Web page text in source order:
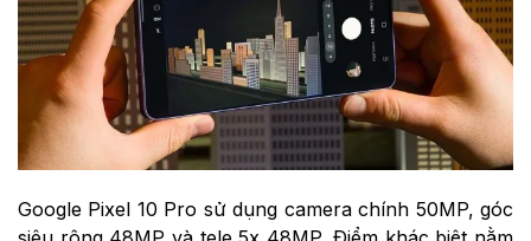
Google Pixel 10 Pro sử dụng camera chính 50MP, góc